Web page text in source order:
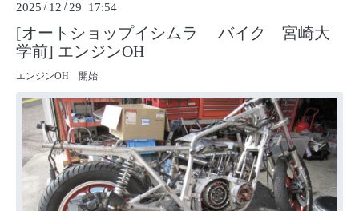
2025 / 12 / 29 17:54
[オートショップイシムラ バイク 宮崎大
学前] エンジンOH
エンジンOH 開始